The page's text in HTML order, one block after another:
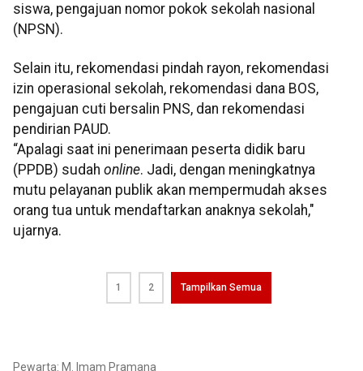
siswa, pengajuan nomor pokok sekolah nasional
(NPSN).
Selain itu, rekomendasi pindah rayon, rekomendasi
izin operasional sekolah, rekomendasi dana BOS,
pengajuan cuti bersalin PNS, dan rekomendasi
pendirian PAUD.
“Apalagi saat ini penerimaan peserta didik baru
(PPDB) sudah online. Jadi, dengan meningkatnya
mutu pelayanan publik akan mempermudah akses
orang tua untuk mendaftarkan anaknya sekolah,"
ujarnya.
1 2 Tampilkan Semua
Pewarta: M. Imam Pramana